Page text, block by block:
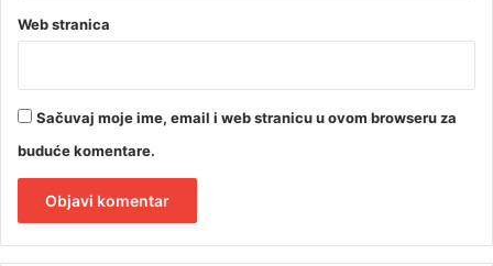
Web stranica
Sačuvaj moje ime, email i web stranicu u ovom browseru za
buduće komentare.